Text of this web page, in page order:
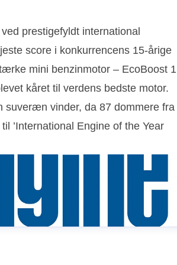
prestigefyldt international
score i konkurrencens 15-årige
mini benzinmotor – EcoBoost
kåret til verdens bedste motor.
suveræn vinder, da 87 dommere fra
’International Engine of the Year